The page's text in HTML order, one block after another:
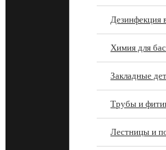
Дезинфекция
Химия для
Закладные
Трубы и
Лестницы и